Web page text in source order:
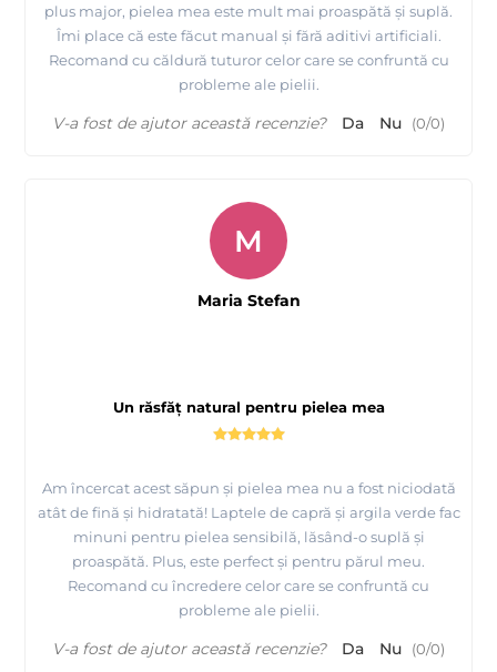
plus major, pielea mea este mult mai proaspătă și suplă.
Îmi place că este făcut manual și fără aditivi artificiali.
Recomand cu căldură tuturor celor care se confruntă cu
probleme ale pielii.
V-a fost de ajutor această recenzie? Da Nu (0/0)
Un răsfăț natural pentru pielea mea
Am încercat acest săpun și pielea mea nu a fost niciodată
atât de fină și hidratată! Laptele de capră și argila verde fac
minuni pentru pielea sensibilă, lăsând-o suplă și
proaspătă. Plus, este perfect și pentru părul meu.
Recomand cu încredere celor care se confruntă cu
probleme ale pielii.
M
Maria Stefan
V-a fost de ajutor această recenzie? Da Nu (0/0)